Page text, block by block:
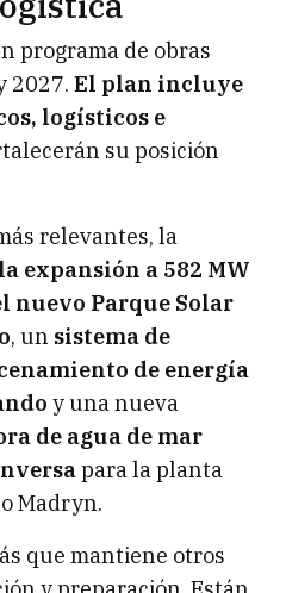
programa de obras
2027. El plan incluye
logísticos e
su posición
relevantes, la
la expansión a 582 MW
nuevo Parque Solar
, un sistema de
de energía
y una nueva
de agua de mar
para la planta
Madryn.
que mantiene otros